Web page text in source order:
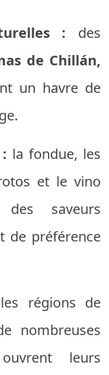
: des
de Chillán,
un havre de
la fondue, les
et le vino
saveurs
de préférence
régions de
nombreuses
leurs